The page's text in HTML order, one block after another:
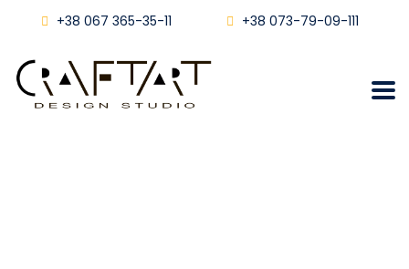
+38 067 365-35-11 +38 073-79-09-111